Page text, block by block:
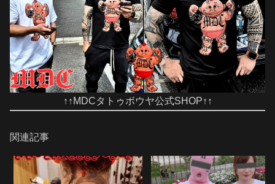
↑↑MDCタトゥボウヤ公式SHOP↑↑
関連記事